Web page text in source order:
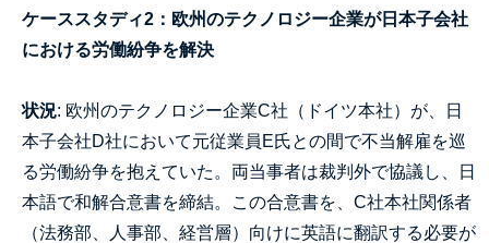
ケーススタディ2：欧州のテクノロジー企業が日本子会社
における労働紛争を解決
状況: 欧州のテクノロジー企業C社（ドイツ本社）が、日
本子会社D社において元従業員E氏との間で不当解雇を巡
る労働紛争を抱えていた。両当事者は裁判外で協議し、日
本語で和解合意書を締結。この合意書を、C社本社関係者
（法務部、人事部、経営層）向けに英語に翻訳する必要が